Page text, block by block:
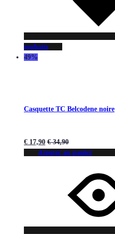
souhaits
49%
Casquette TC Belcodene noire
€ 17,90 €34,90
Ajouter au panier